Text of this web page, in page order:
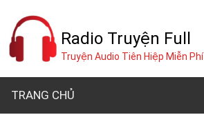
Radio Truyện Full
Truyện Audio Tiên Hiệp Miễn Phí
TRANG CHỦ